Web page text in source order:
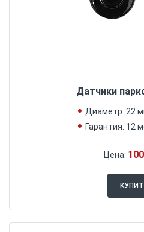
Датчики
Диаметр: 22
Гарантия: 12
Цена: